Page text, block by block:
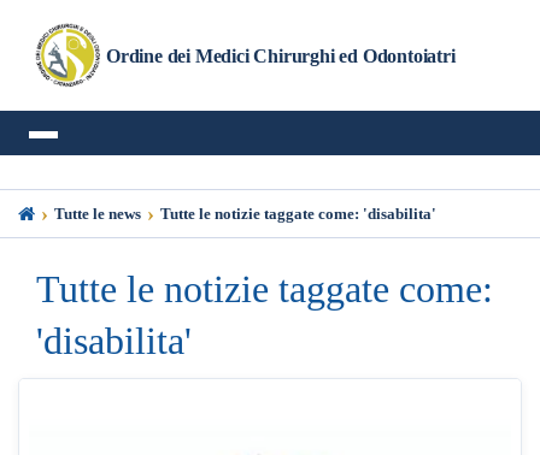
Ordine dei Medici Chirurghi ed Odontoiatri
› Tutte le news › Tutte le notizie taggate come: 'disabilita'
Tutte le notizie taggate come:
'disabilita'